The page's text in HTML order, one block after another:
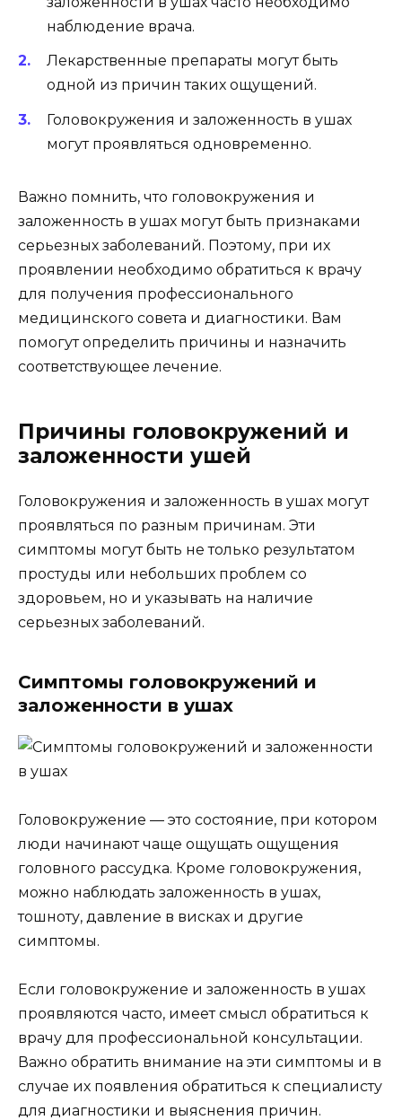
наблюдение врача.
Лекарственные препараты могут быть
одной из причин таких ощущений.
Головокружения и заложенность в ушах
могут проявляться одновременно.
Важно помнить, что головокружения и
заложенность в ушах могут быть признаками
серьезных заболеваний. Поэтому, при их
проявлении необходимо обратиться к врачу
для получения профессионального
медицинского совета и диагностики. Вам
помогут определить причины и назначить
соответствующее лечение.
Причины головокружений и
заложенности ушей
Головокружения и заложенность в ушах могут
проявляться по разным причинам. Эти
симптомы могут быть не только результатом
простуды или небольших проблем со
здоровьем, но и указывать на наличие
серьезных заболеваний.
Симптомы головокружений и
заложенности в ушах
Головокружение — это состояние, при котором
люди начинают чаще ощущать ощущения
головного рассудка. Кроме головокружения,
можно наблюдать заложенность в ушах,
тошноту, давление в висках и другие
симптомы.
Если головокружение и заложенность в ушах
проявляются часто, имеет смысл обратиться к
врачу для профессиональной консультации.
Важно обратить внимание на эти симптомы и в
случае их появления обратиться к специалисту
для диагностики и выяснения причин.